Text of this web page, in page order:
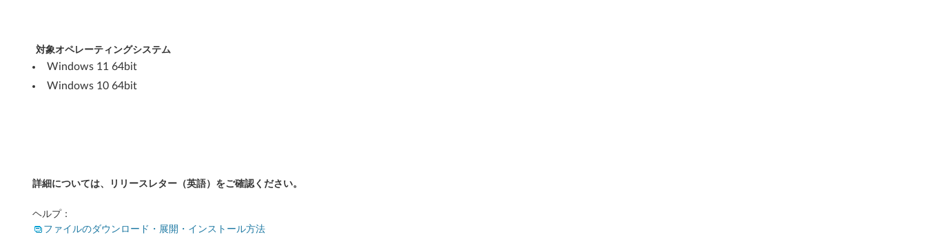
対象オペレーティングシステム
Windows 11 64bit
Windows 10 64bit
詳細については、リリースレター（英語）をご確認ください。
ヘルプ：
ファイルのダウンロード・展開・インストール方法